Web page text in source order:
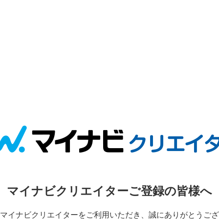
マイナビクリエイターご登録の皆様へ
イナビクリエイターをご利用いただき、誠にありがとうご